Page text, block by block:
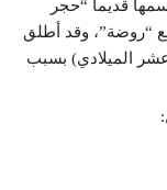
2030”. وكان اسمها قديماً “حجر
“روضة”، وقد أطلق
الميلادي) بسبب